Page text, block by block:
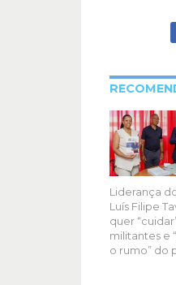
Liderança
Luís Filipe
quer
militantes e
o rumo” do